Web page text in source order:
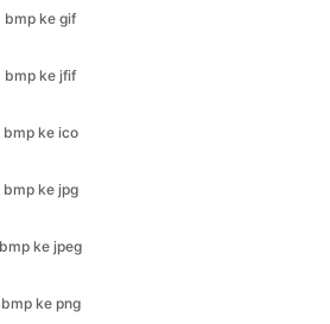
bmp ke ico
bmp ke jpg
bmp ke jpeg
bmp ke png
bmp ke pdf
bmp ke svg